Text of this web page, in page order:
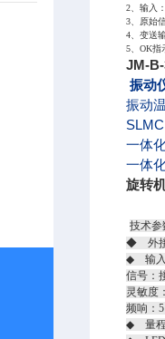
2、输入
3、原始
4、变送
5、OK指
JM-
振动
振动
一体
一体
旋转
技术
◆ 外接
◆ 输
信号：
灵敏度
频响：
◆ 量程